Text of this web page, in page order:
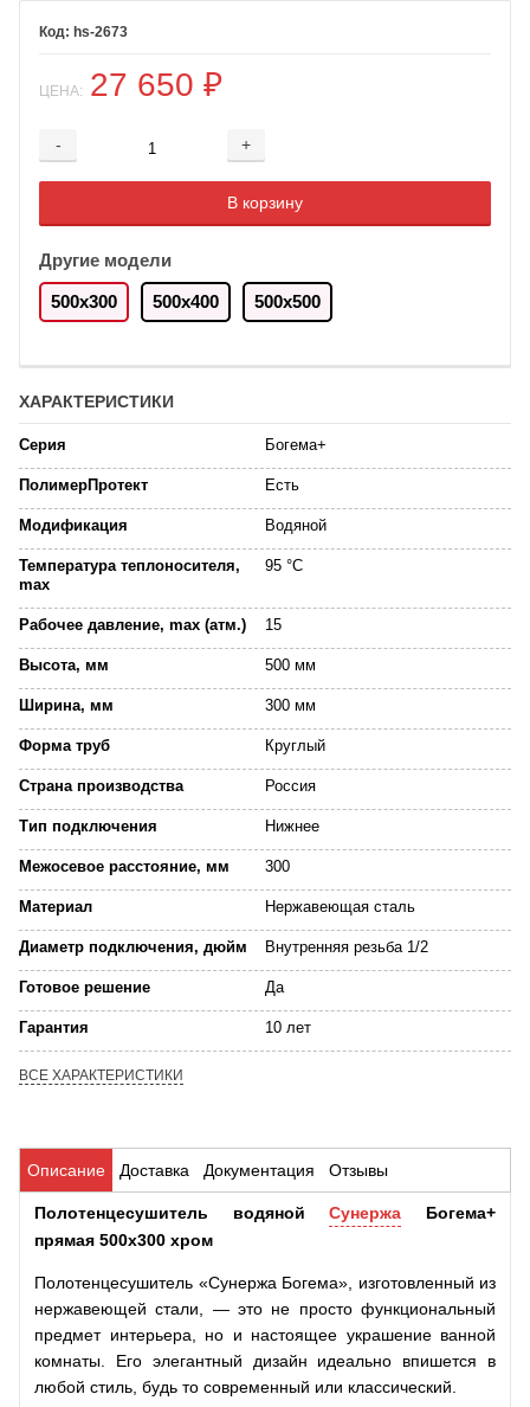
hs-2673
ЦЕНА: 27 650 ₽
- +
Добавляется...
В корзину
Добавлен
Другие модели
500x300 500x400 500х500
ХАРАКТЕРИСТИКИ
Серия Богема+
ПолимерПротект Есть
Модификация Водяной
Температура теплоносителя,
max
95 °C
Рабочее давление, max (атм.) 15
Высота, мм 500 мм
Ширина, мм 300 мм
Форма труб Круглый
Страна производства Россия
Тип подключения Нижнее
Межосевое расстояние, мм 300
Материал Нержавеющая сталь
Диаметр подключения, дюйм Внутренняя резьба 1/2
Готовое решение Да
Гарантия 10 лет
ВСЕ ХАРАКТЕРИСТИКИ
Описание Доставка Документация Отзывы
Полотенцесушитель водянойСунержа Богема+
прямая 500x300 хром
Полотенцесушитель «Сунержа Богема», изготовленный из
нержавеющей стали, — это не просто функциональный
предмет интерьера, но и настоящее украшение ванной
комнаты. Его элегантный дизайн идеально впишется в
любой стиль, будь то современный или классический.